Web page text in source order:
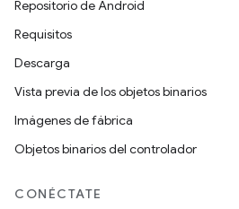
Repositorio de Android
Requisitos
Descarga
Vista previa de los objetos binarios
Imágenes de fábrica
Objetos binarios del controlador
CONÉCTATE